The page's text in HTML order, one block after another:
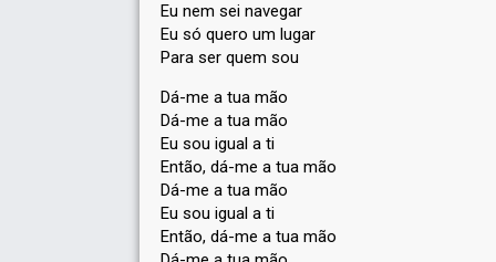
Eu nem sei navegar
Eu só quero um lugar
Para ser quem sou
Dá-me a tua mão
Dá-me a tua mão
Eu sou igual a ti
Então, dá-me a tua mão
Dá-me a tua mão
Eu sou igual a ti
Então, dá-me a tua mão